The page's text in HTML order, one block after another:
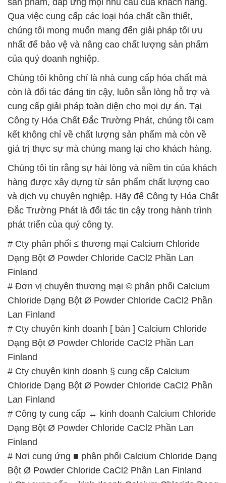
Qua việc cung cấp các loại hóa chất cần thiết,
chúng tôi mong muốn mang đến giải pháp tối ưu
nhất để bảo vệ và nâng cao chất lượng sản phẩm
của quý doanh nghiệp.
Chúng tôi không chỉ là nhà cung cấp hóa chất mà
còn là đối tác đáng tin cậy, luôn sẵn lòng hỗ trợ và
cung cấp giải pháp toàn diện cho mọi dự án. Tại
Công ty Hóa Chất Đắc Trường Phát, chúng tôi cam
kết không chỉ về chất lượng sản phẩm mà còn về
giá trị thực sự mà chúng mang lại cho khách hàng.
Chúng tôi tin rằng sự hài lòng và niềm tin của khách
hàng được xây dựng từ sản phẩm chất lượng cao
và dịch vụ chuyên nghiệp. Hãy để Công ty Hóa Chất
Đắc Trường Phát là đối tác tin cậy trong hành trình
phát triển của quý công ty.
# Cty phân phối ≤ thương mại Calcium Chloride
Dạng Bột Ø Powder Chloride CaCl2 Phần Lan
Finland
# Đơn vị chuyên thương mại © phân phối Calcium
Chloride Dạng Bột Ø Powder Chloride CaCl2 Phần
Lan Finland
# Cty chuyên kinh doanh [ bán ] Calcium Chloride
Dạng Bột Ø Powder Chloride CaCl2 Phần Lan
Finland
# Cty chuyên kinh doanh § cung cấp Calcium
Chloride Dạng Bột Ø Powder Chloride CaCl2 Phần
Lan Finland
# Công ty cung cấp ↔ kinh doanh Calcium Chloride
Dạng Bột Ø Powder Chloride CaCl2 Phần Lan
Finland
# Nơi cung ứng ■ phân phối Calcium Chloride Dạng
Bột Ø Powder Chloride CaCl2 Phần Lan Finland